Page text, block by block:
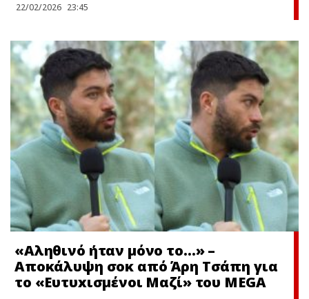
22/02/2026 23:45
«Αληθινό ήταν μόνο το…» –
Αποκάλυψη σoκ από Άρη Τσάπη για
το «Ευτυxισμένοι Μαζί» του MEGA